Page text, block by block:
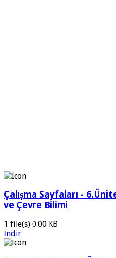
Çalışma Sayfaları -
ve Çevre Bilimi
1 file(s) 0.00 KB
İndir